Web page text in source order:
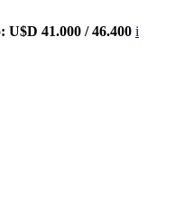
U$D 41.000 / 46.400 i